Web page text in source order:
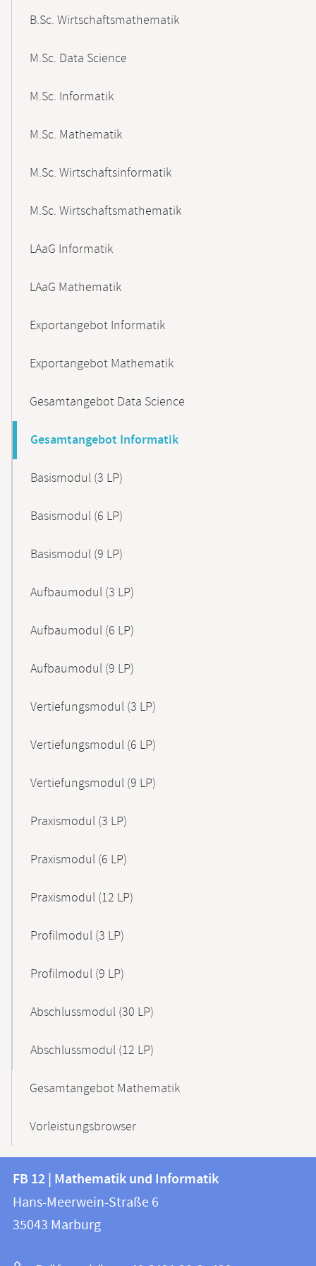
B.Sc. Wirtschaftsmathematik
M.Sc. Data Science
M.Sc. Informatik
M.Sc. Mathematik
M.Sc. Wirtschaftsinformatik
M.Sc. Wirtschaftsmathematik
LAaG Informatik
LAaG Mathematik
Exportangebot Informatik
Exportangebot Mathematik
Gesamtangebot Data Science
Gesamtangebot Informatik
Basismodul (3 LP)
Basismodul (6 LP)
Basismodul (9 LP)
Aufbaumodul (3 LP)
Aufbaumodul (6 LP)
Aufbaumodul (9 LP)
Vertiefungsmodul (3 LP)
Vertiefungsmodul (6 LP)
Vertiefungsmodul (9 LP)
Praxismodul (3 LP)
Praxismodul (6 LP)
Praxismodul (12 LP)
Profilmodul (3 LP)
Profilmodul (9 LP)
Abschlussmodul (30 LP)
Abschlussmodul (12 LP)
Gesamtangebot Mathematik
Vorleistungsbrowser
Kontakt
und
Informationen
FB
12
|
FB 12 | Mathematik und Informatik
Hans-Meerwein-Straße 6
35043 Marburg